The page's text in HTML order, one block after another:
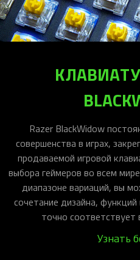
Razer BlackWidow
совершенства в играх,
продаваемой игровой
выбора геймеров во всем
диапазоне вариаций, вы
сочетание дизайна,
точно
Узнать